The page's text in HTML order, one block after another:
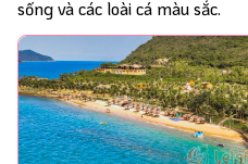
sống và các loài cá màu sắc.